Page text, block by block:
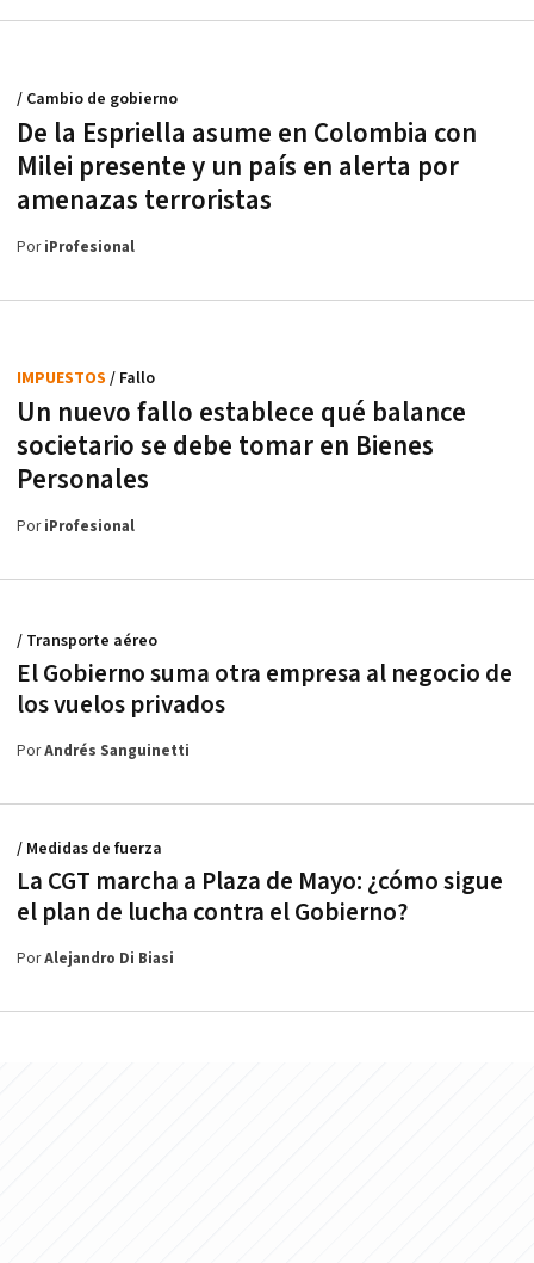
De la Espriella asume en Colombia con
Milei presente y un país en alerta por
amenazas terroristas
/ Cambio de gobierno
PoriProfesional
Un nuevo fallo establece qué balance
societario se debe tomar en Bienes
Personales
IMPUESTOS / Fallo
PoriProfesional
El Gobierno suma otra empresa al negocio de
los vuelos privados
/ Transporte aéreo
PorAndrés Sanguinetti
La CGT marcha a Plaza de Mayo: ¿cómo sigue
el plan de lucha contra el Gobierno?
/ Medidas de fuerza
PorAlejandro Di Biasi